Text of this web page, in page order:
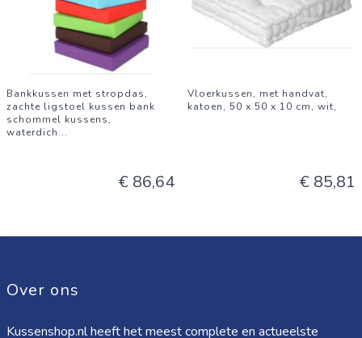
Bankkussen met stropdas,
zachte ligstoel kussen bank
schommel kussens,
waterdich...
€ 86,64
Vloerkussen, met handvat,
katoen, 50 x 50 x 10 cm, wit,
€ 85,81
Over ons
Kussenshop.nl heeft het meest complete en actueelste